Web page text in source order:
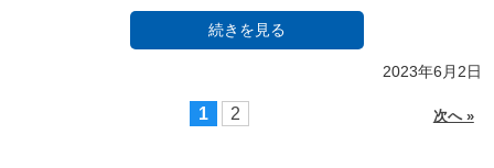
続きを見る
2023年6月2日
1 2 次へ »